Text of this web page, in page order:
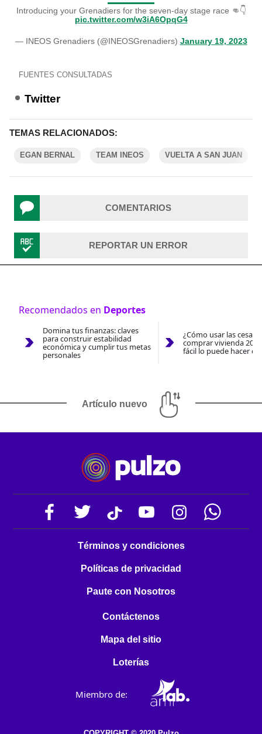
Introducing your Grenadiers for the seven-day stage race 👊👇
pic.twitter.com/w3iA6OpqG4
— INEOS Grenadiers (@INEOSGrenadiers) January 19, 2023
FUENTES CONSULTADAS
Twitter
TEMAS RELACIONADOS:
EGAN BERNAL TEAM INEOS VUELTA A SAN JUAN
COMENTARIOS
REPORTAR UN ERROR
Recomendados en Deportes
Domina tus finanzas: claves
para construir estabilidad
económica y cumplir tus metas
personales
¿Cómo usar las
comprar vivienda
fácil lo puede hacer
Artículo nuevo
Términos y condiciones
Políticas de privacidad
Paute con Nosotros
Contáctenos
Mapa del sitio
Loterías
Miembro de: